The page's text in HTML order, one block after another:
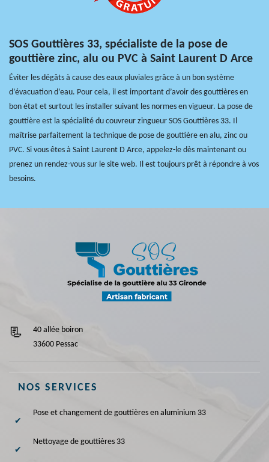
SOS Gouttières 33, spécialiste de la pose de
gouttière zinc, alu ou PVC à Saint Laurent D Arce
Éviter les dégâts à cause des eaux pluviales grâce à un bon système
d’évacuation d’eau. Pour cela, il est important d’avoir des gouttières en
bon état et surtout les installer suivant les normes en vigueur. La pose de
gouttière est la spécialité du couvreur zingueur SOS Gouttières 33. Il
maîtrise parfaitement la technique de pose de gouttière en alu, zinc ou
PVC. Si vous êtes à Saint Laurent D Arce, appelez-le dès maintenant ou
prenez un rendez-vous sur le site web. Il est toujours prêt à répondre à vos
besoins.
40 allée boiron
33600 Pessac
NOS SERVICES
Pose et changement de gouttières en aluminium 33
Nettoyage de gouttières 33